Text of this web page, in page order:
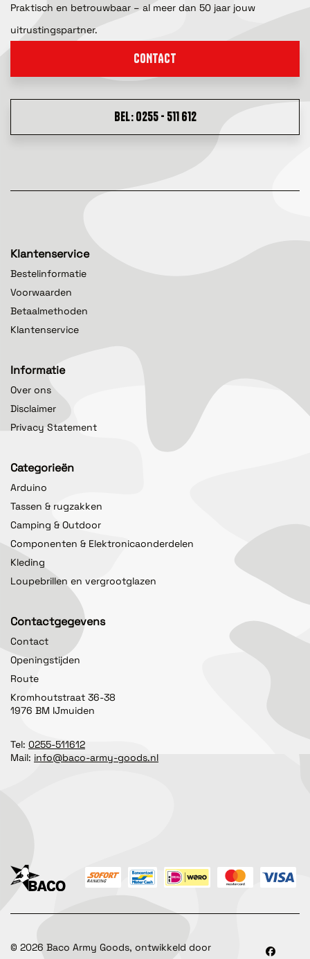
Praktisch en betrouwbaar – al meer dan 50 jaar jouw
uitrustingspartner.
CONTACT
BEL: 0255 - 511 612
Klantenservice
Bestelinformatie
Voorwaarden
Betaalmethoden
Klantenservice
Informatie
Over ons
Disclaimer
Privacy Statement
Categorieën
Arduino
Tassen & rugzakken
Camping & Outdoor
Componenten & Elektronicaonderdelen
Kleding
Loupebrillen en vergrootglazen
Contactgegevens
Contact
Openingstijden
Route
Kromhoutstraat 36-38
1976 BM IJmuiden
Tel: 0255-511612
Mail: info@baco-army-goods.nl
© 2026 Baco Army Goods, ontwikkeld door